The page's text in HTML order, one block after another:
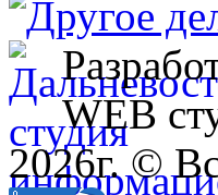
WEB
2026г. ©